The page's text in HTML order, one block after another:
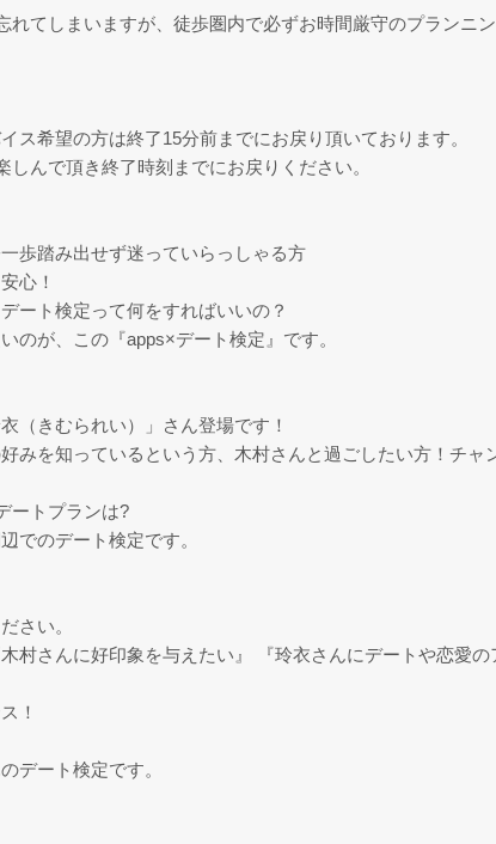
れてしまいますが、徒歩圏内で必ずお時間厳守のプランニ
ス希望の方は終了15分前までにお戻り頂いております。
んで頂き終了時刻までにお戻りください。
歩踏み出せず迷っていらっしゃる方
心！
ート検定って何をすればいいの？
のが、この『apps×デート検定』です。
（きむられい）」さん登場です！
みを知っているという方、木村さんと過ごしたい方！チャ
ートプランは?
でのデート検定です。
さい。
村さんに好印象を与えたい』 『玲衣さんにデートや恋愛
！
デート検定です。